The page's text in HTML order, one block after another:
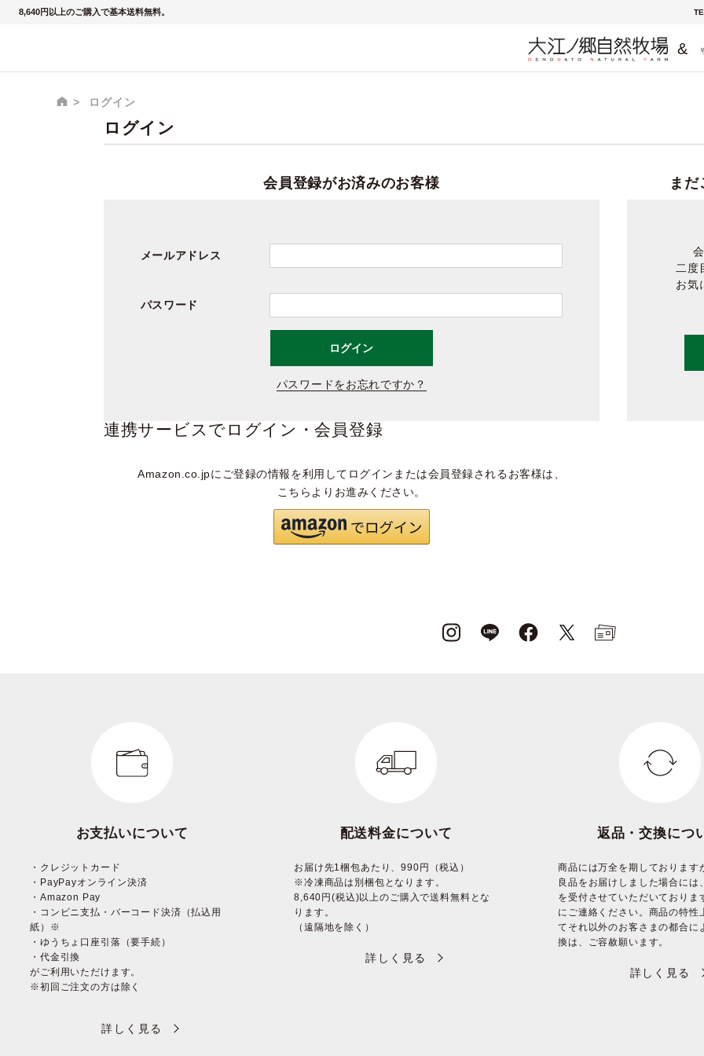
8,640円以上のご購入で基本送料無料。
&
ログイン
ログイン
会員登録がお済みのお客様
メールアドレス
パスワード
ログイン
パスワードをお忘れですか？
まだ
二度
お気
連携サービスでログイン・会員登録
Amazon.co.jpにご登録の情報を利用して ログインまたは会員登録されるお客様は、
こちらよりお進みください。
お支払いについて
・クレジットカード
・PayPayオンライン決済
・Amazon Pay
・コンビニ支払・バーコード決済（払込用
紙）※
・ゆうちょ口座引落（要手続）
・代金引換
がご利用いただけます。
※初回ご注文の方は除く
詳しく見る
配送料金について
お届け先1梱包あたり、990円（税込）
※冷凍商品は別梱包となります。
8,640円(税込)以上のご購入で送料無料とな
ります。
（遠隔地を除く）
詳しく見る
返品・交換につ
商品には万全を期しております
良品をお届けしました場合には
を受付させていただいておりま
にご連絡ください。商品の特性
てそれ以外のお客さまの都合に
換は、ご容赦願います。
詳しく見る